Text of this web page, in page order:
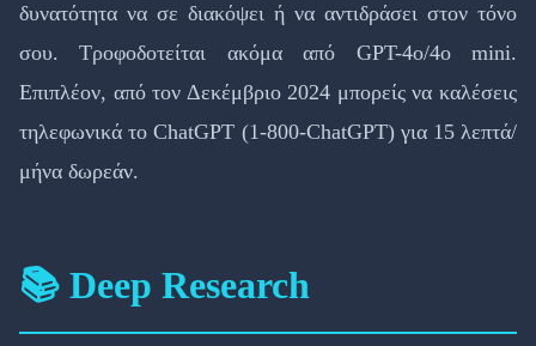
δυνατότητα να σε διακόψει ή να αντιδράσει στον τόνο
σου. Τροφοδοτείται ακόμα από GPT-4o/4o mini.
Επιπλέον, από τον Δεκέμβριο 2024 μπορείς να καλέσεις
τηλεφωνικά το ChatGPT (1-800-ChatGPT) για 15 λεπτά/
μήνα δωρεάν.
📚 Deep Research